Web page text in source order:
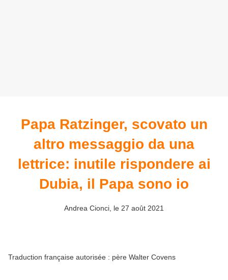
Papa Ratzinger, scovato un
altro messaggio da una
lettrice: inutile rispondere ai
Dubia, il Papa sono io
Andrea Cionci, le 27 août 2021
Traduction française autorisée : père Walter Covens